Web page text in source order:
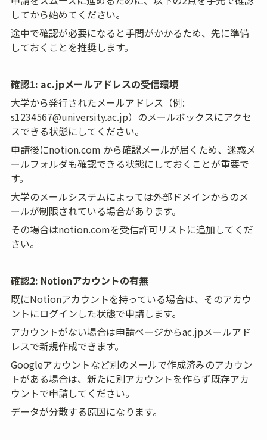
してから始めてください。
途中で確認が必要になると手間がかかるため、先に準備
しておくことを推奨します。
確認1: ac.jpメールアドレスの受信環境
大学から発行されたメールアドレス（例:
s1234567@university.ac.jp）のメールボックスにアクセ
スできる状態にしてください。
申請後にnotion.com から確認メールが届くため、迷惑メ
ールフォルダも確認できる状態にしておくことが重要で
す。
大学のメールシステムによっては外部ドメインからのメ
ールが制限されている場合があります。
その場合はnotion.comを受信許可リストに追加してくだ
さい。
確認2: Notionアカウントの有無
既にNotionアカウントを持っている場合は、そのアカウ
ントにログインした状態で申請します。
アカウントがない場合は申請ページからac.jpメールアド
レスで新規作成できます。
Googleアカウントなど別のメールで作成済みのアカウン
トがある場合は、新たに別アカウントを作らず既存アカ
ウントで申請してください。
データが分散する原因になります。